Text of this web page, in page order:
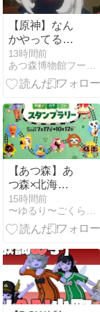
【原神】なん
かやってるこ
とパズドラみ
たいだな今の
原神…
13時間前
あつ森博物館フータまとめ
【あつ森】あ
つ森×北海道
コラボの「列
車でガタゴト
スタンプラリ
プリート！各
駅のスタンプ
＆キャラクタ
ーをご紹介♪
15時間前
〜ゆるり〜ごくらく村